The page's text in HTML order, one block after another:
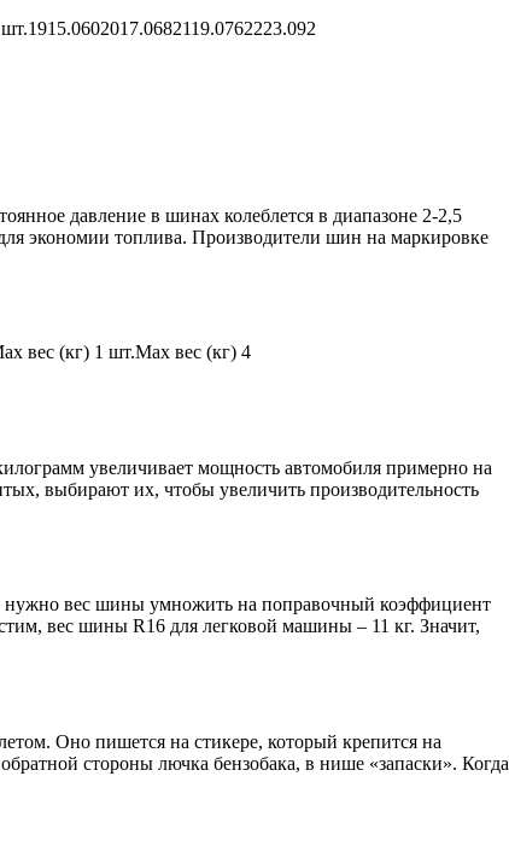
давление в шинах колеблется в диапазоне 2-2,5
экономии топлива. Производители шин на маркировке
(кг) 1 шт.Max вес (кг) 4
увеличивает мощность автомобиля примерно на
выбирают их, чтобы увеличить производительность
нужно вес шины умножить на поправочный коэффициент
вес шины R16 для легковой машины – 11 кг. Значит,
Оно пишется на стикере, который крепится на
стороны лючка бензобака, в нише «запаски». Когда